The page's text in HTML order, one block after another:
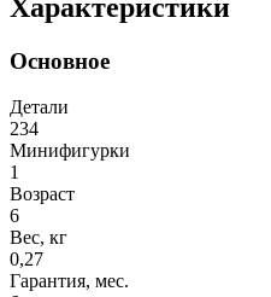
Характеристики
Основное
Детали
234
Минифигурки
1
Возраст
6
Вес, кг
0,27
Гарантия, мес.